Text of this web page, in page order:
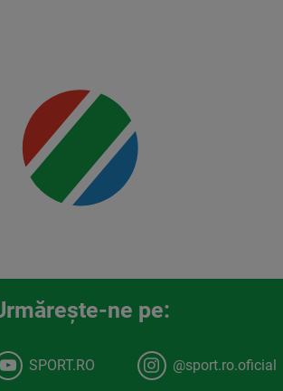
ne pe:
SPORT.RO @sport.ro.oficial